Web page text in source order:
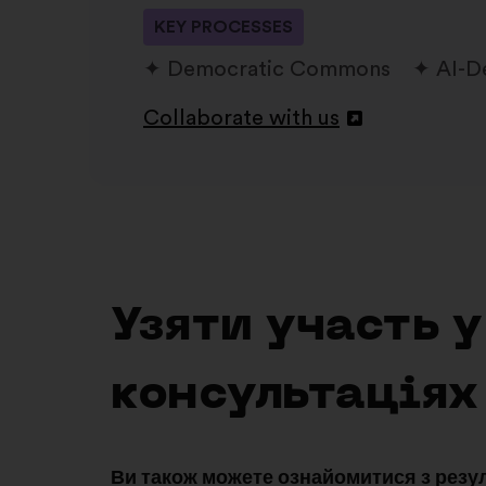
KEY PROCESSES
Democratic Commons AI-
Collaborate with us
Відкрити
Узяти участь
консультаціях
Ви також можете ознайомитися з